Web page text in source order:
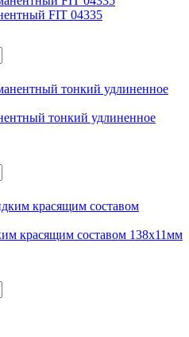
FIT 04335
тонкий удлиненное
красящим составом 138х11мм